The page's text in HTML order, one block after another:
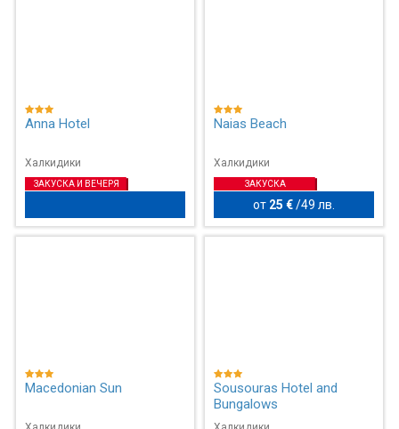
Anna Hotel
Халкидики
ЗАКУСКА И ВЕЧЕРЯ
Naias Beach
Халкидики
ЗАКУСКА
от 25 €/49 лв.
Macedonian Sun
Sousouras Hotel and
Bungalows